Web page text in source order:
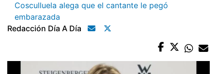
Cosculluela alega que el cantante le pegó
embarazada
Redacción Día A Día